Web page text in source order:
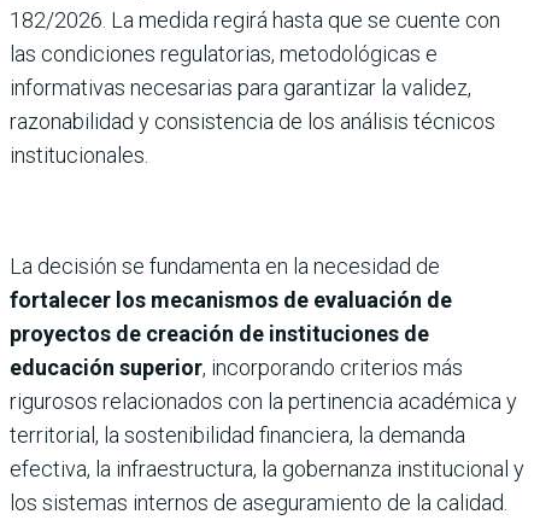
182/2026. La medida regirá hasta que se cuente con
las condiciones regulatorias, metodológicas e
informativas necesarias para garantizar la validez,
razonabilidad y consistencia de los análisis técnicos
institucionales.
La decisión se fundamenta en la necesidad de
fortalecer los mecanismos de evaluación de
proyectos de creación de instituciones de
educación superior, incorporando criterios más
rigurosos relacionados con la pertinencia académica y
territorial, la sostenibilidad financiera, la demanda
efectiva, la infraestructura, la gobernanza institucional y
los sistemas internos de aseguramiento de la calidad.